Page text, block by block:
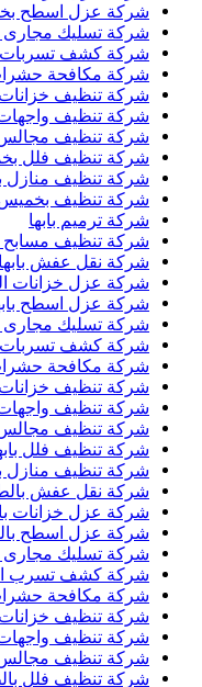
شركة عزل اسطح
شركة تسليك
شركة كشف تسربات
شركة مكافحة
شركة تنظيف
شركة تنظيف
شركة تنظيف
شركة تنظيف فلل
شركة تنظيف
شركة تنظيف
شركة ترميم بابها
شركة تنظيف مسابح
شركة نقل عفش بابها
شركة عزل خزانات
شركة عزل اسطح
شركة تسليك مجارى
شركة كشف تسربات
شركة مكافحة حشرات
شركة تنظيف خزانات
شركة تنظيف واجهات
شركة تنظيف مجالس
شركة تنظيف فلل
شركة تنظيف منازل
شركة نقل عفش
شركة عزل خزانات
شركة عزل اسطح
شركة تسليك مجارى
شركة كشف تسرب
شركة مكافحة
شركة تنظيف خزانات
شركة تنظيف
شركة تنظيف مجالس
شركة تنظيف فلل